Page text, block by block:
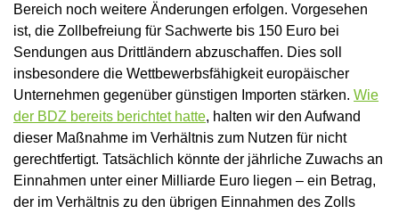
Bereich noch weitere Änderungen erfolgen. Vorgesehen
ist, die Zollbefreiung für Sachwerte bis 150 Euro bei
Sendungen aus Drittländern abzuschaffen. Dies soll
insbesondere die Wettbewerbsfähigkeit europäischer
Unternehmen gegenüber günstigen Importen stärken. Wie
der BDZ bereits berichtet hatte, halten wir den Aufwand
dieser Maßnahme im Verhältnis zum Nutzen für nicht
gerechtfertigt. Tatsächlich könnte der jährliche Zuwachs an
Einnahmen unter einer Milliarde Euro liegen – ein Betrag,
der im Verhältnis zu den übrigen Einnahmen des Zolls